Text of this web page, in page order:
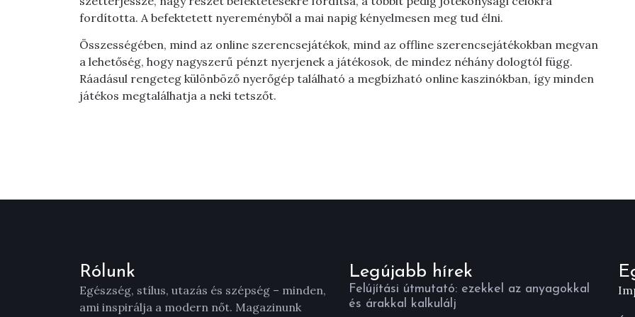
fordította. A befektetett nyereményből a mai napig kényelmesen meg tud élni.
Összességében, mind az online szerencsejátékok, mind az offline szerencsejátékokban megvan
a lehetőség, hogy nagyszerű pénzt nyerjenek a játékosok, de mindez néhány dologtól függ.
Ráadásul rengeteg különböző nyerőgép található a megbízható online kaszinókban, így minden
játékos megtalálhatja a neki tetszőt.
Rólunk
Egészség, stílus, utazás és szépség – minden,
ami inspirálja a modern nőt. Magazinunk
Legújabb hírek
Felújítási útmutató: ezekkel az anyagokkal
és árakkal kalkulálj